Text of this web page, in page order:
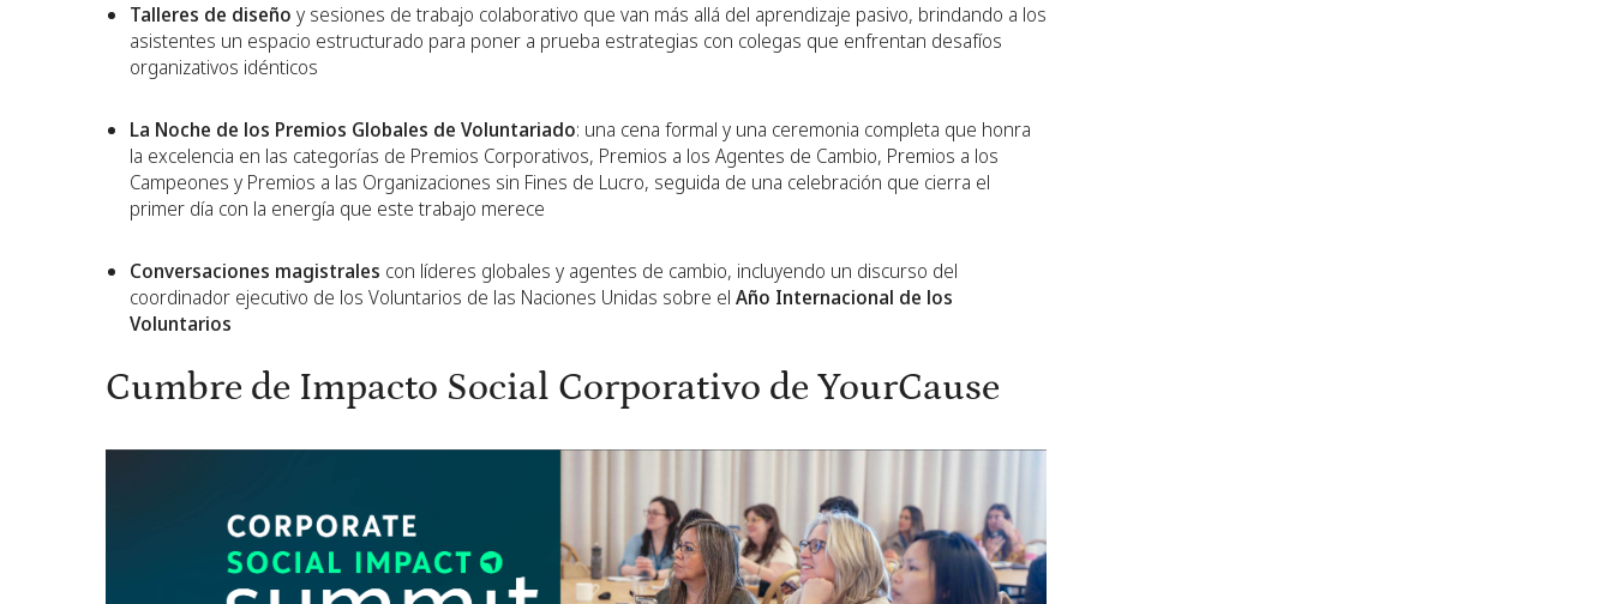
Talleres de diseño y sesiones de trabajo colaborativo que van más allá del aprendizaje pasivo, brindando a los
asistentes un espacio estructurado para poner a prueba estrategias con colegas que enfrentan desafíos
organizativos idénticos
La Noche de los Premios Globales de Voluntariado: una cena formal y una ceremonia completa que honra
la excelencia en las categorías de Premios Corporativos, Premios a los Agentes de Cambio, Premios a los
Campeones y Premios a las Organizaciones sin Fines de Lucro, seguida de una celebración que cierra el
primer día con la energía que este trabajo merece
Conversaciones magistrales con líderes globales y agentes de cambio, incluyendo un discurso del
coordinador ejecutivo de los Voluntarios de las Naciones Unidas sobre el Año Internacional de los
Voluntarios
Cumbre de Impacto Social Corporativo de YourCause